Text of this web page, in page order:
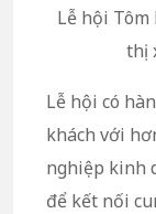
Lễ hội
thị
Lễ hội có
khách với
nghiệp kinh
để kết nối